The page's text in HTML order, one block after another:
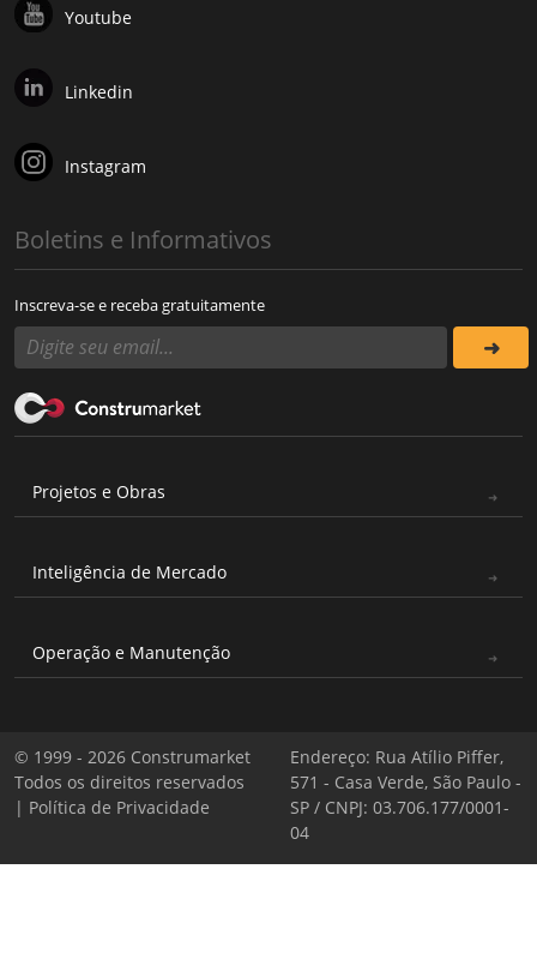
Youtube
Linkedin
Instagram
Boletins e Informativos
Inscreva-se e receba gratuitamente
Projetos e Obras
Inteligência de Mercado
Operação e Manutenção
© 1999 - 2026 Construmarket
Todos os direitos reservados
| Política de Privacidade
Endereço: Rua Atílio Piffer,
571 - Casa Verde, São Paulo -
SP / CNPJ: 03.706.177/0001-
04